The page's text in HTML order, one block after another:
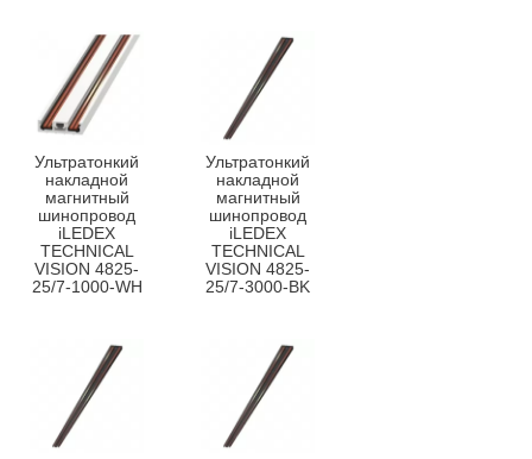
Ультратонкий
накладной
магнитный
шинопровод
iLEDEX
TECHNICAL
VISION 4825-
25/7-1000-WH
Ультратонкий
накладной
магнитный
шинопровод
iLEDEX
TECHNICAL
VISION 4825-
25/7-3000-BK